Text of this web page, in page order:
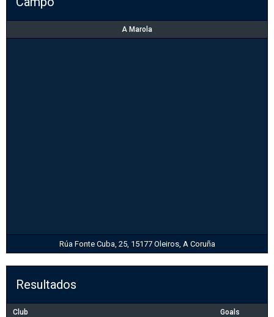
A Marola
Rúa Fonte Cuba, 25, 15177 Oleiros, A Coruña
Resultados
Club Goals